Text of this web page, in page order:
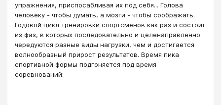
упражнения, приспосабливая их под себя... Голова
человеку - чтобы думать, а мозги - чтобы соображать.
Годовой цикл тренировки спортсменов как раз и состоит
из фаз, в которых последовательно и целенаправленно
чередуются разные виды нагрузки, чем и достигается
волнообразный прирост результатов. Время пика
спортивной формы подгоняется под время
соревнований: